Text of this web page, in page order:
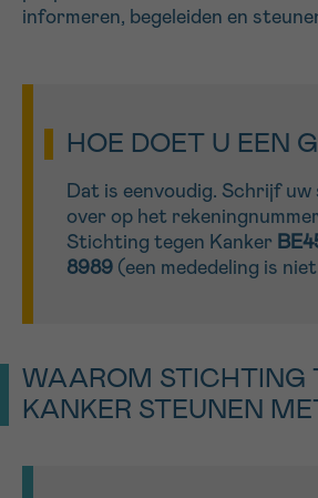
informeren, begeleiden en
HOE DOET U EEN
Dat is eenvoudig. Schrijf uw
over op het
Stichting tegen Kanker
8989 (een mededeling is
WAAROM STICHTING
KANKER STEUNEN
EMAIL